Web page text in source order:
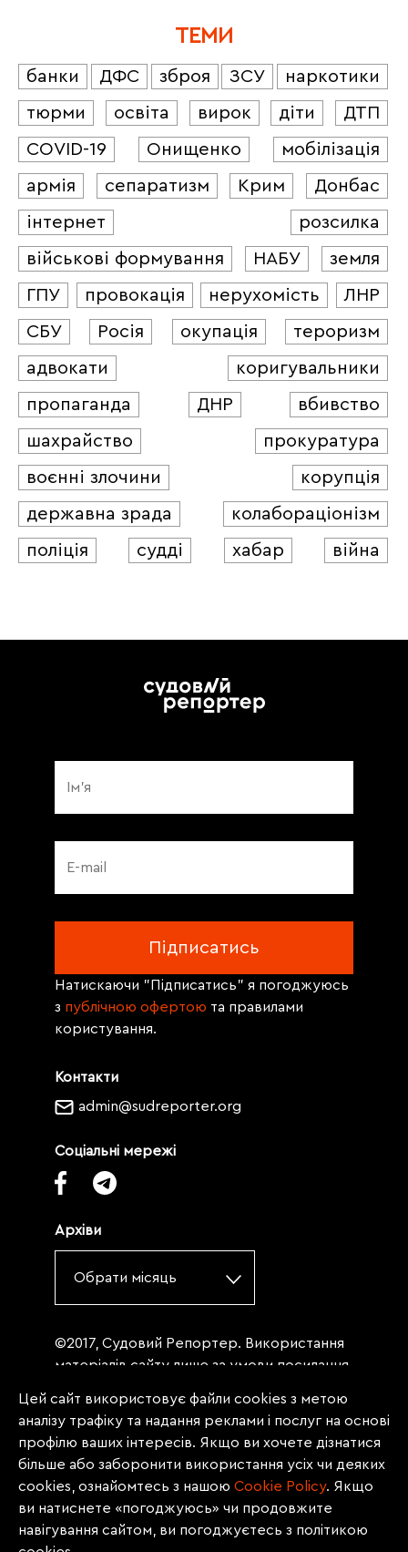
ТЕМИ
банки ДФС зброя ЗСУ
наркотики
тюрми
освіта вирок діти
ДТП
COVID-19
Онищенко
мобілізація
армія
сепаратизм Крим
Донбас
інтернет
розсилка
військові формування
НАБУ
земля
ГПУ
провокація нерухомість
ЛНР
СБУ
Росія окупація
тероризм
адвокати
коригувальники
пропаганда
ДНР
вбивство
шахрайство
прокуратура
воєнні злочини
корупція
державна зрада
колабораціонізм
поліція
судді хабар війна
Контакти
admin@sudreporter.org
Соціальні мережі
Архіви
Обрати місяць
Натискаючи "Підписатись" я погоджуюсь
з публічною офертою та правилами
користування.
©2017, Судовий Репортер. Використання
матеріалів сайту лише за умови посилання
«Судовий репортер» не нижче третього
абзацу. Матеріали, щодо яких міститься
заборона на повну републікацію
(передрук, копіювання, відтворення або
інше використання), заборонено
передруковувати без згоди редакції.
Матеріали з позначкою PROMOTED, ЗА
Цей сайт використовує файли cookies з метою
аналізу трафіку та надання реклами і послуг на основі
профілю ваших інтересів. Якщо ви хочете дізнатися
більше або заборонити використання усіх чи деяких
cookies, ознайомтесь з нашою Сookie Policy. Якщо
ви натиснете «погоджуюсь» чи продовжите
навігування сайтом, ви погоджуєтесь з політикою